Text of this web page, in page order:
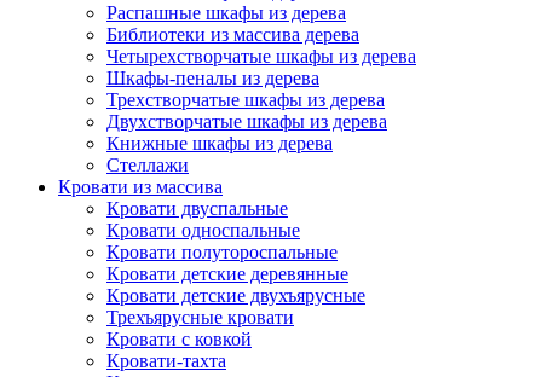
Распашные шкафы из дерева
Библиотеки из массива дерева
Четырехстворчатые шкафы из дерева
Шкафы-пеналы из дерева
Трехстворчатые шкафы из дерева
Двухстворчатые шкафы из дерева
Книжные шкафы из дерева
Стеллажи
Кровати из массива
Кровати двуспальные
Кровати односпальные
Кровати полутороспальные
Кровати детские деревянные
Кровати детские двухъярусные
Трехъярусные кровати
Кровати с ковкой
Кровати-тахта